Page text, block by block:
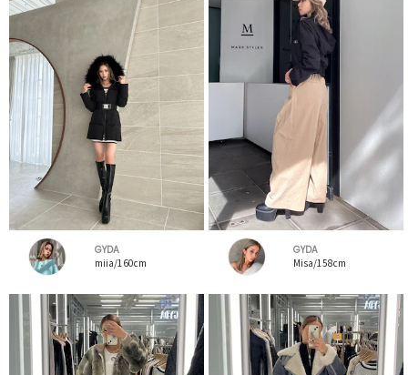
GYDA
miia/160cm
GYDA
Misa/158cm